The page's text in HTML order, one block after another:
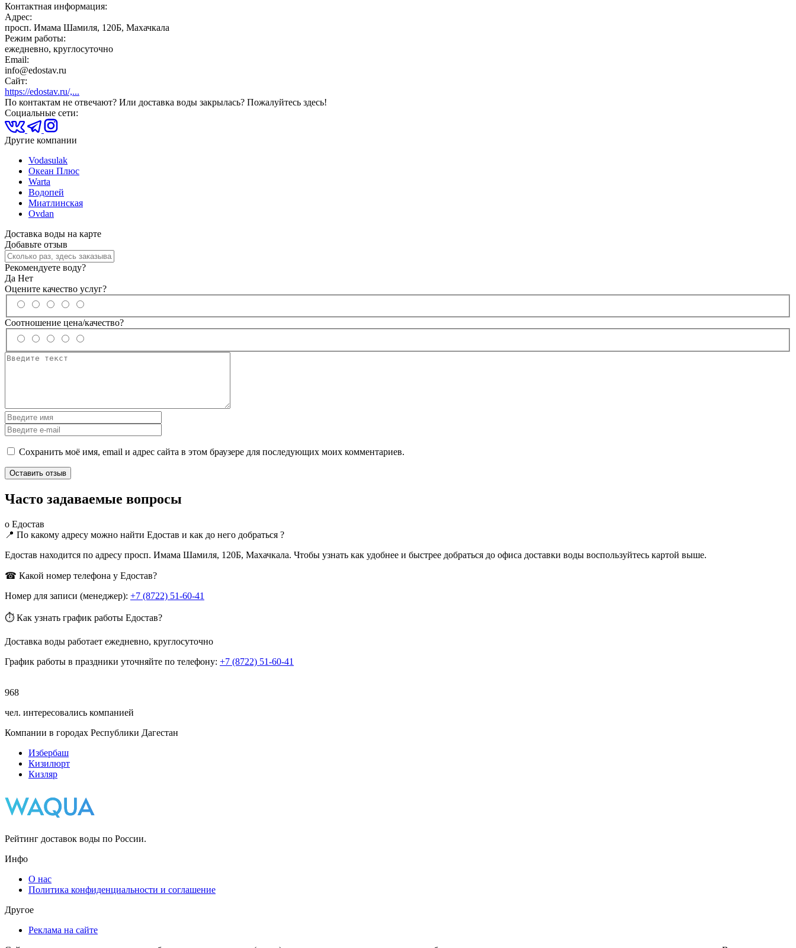
Контактная информация:
Адрес:
просп. Имама Шамиля, 120Б, Махачкала
Режим работы:
ежедневно, круглосуточно
Email:
info@edostav.ru
Сайт:
https://edostav.ru/,...
По контактам не отвечают? Или доставка воды закрылась? Пожалуйтесь здесь!
Социальные сети:
Другие компании
Vodasulak
Океан Плюс
Warta
Водопей
Миатлинская
Ovdan
Доставка воды на карте
Добавьте отзыв
Рекомендуете воду?
Да Нет
Оцените качество услуг?
Соотношение цена/качество?
Сохранить моё имя, email и адрес сайта в этом браузере для последующих моих комментариев.
Часто задаваемые вопросы
о Едостав
📍 По какому адресу можно найти Едостав и как до него добраться ?
Едостав находится по адресу просп. Имама Шамиля, 120Б, Махачкала. Чтобы узнать как удобнее и быстрее добраться до офиса доставки воды воспользуйтесь картой выше.
☎ Какой номер телефона у Едостав?
Номер для записи (менеджер): +7 (8722) 51-60-41
⏱ Как узнать график работы Едостав?
Доставка воды работает ежедневно, круглосуточно
График работы в праздники уточняйте по телефону: +7 (8722) 51-60-41
968
чел. интересовались компанией
Компании в городах Республики Дагестан
Избербаш
Кизилюрт
Кизляр
Рейтинг доставок воды по России.
Инфо
О нас
Политика конфиденциальности и соглашение
Другое
Реклама на сайте